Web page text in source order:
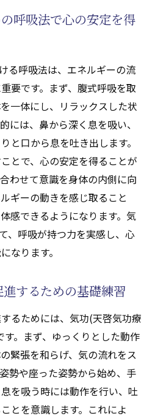
呼吸法で心の安定を得
る呼吸法は、エネルギーの流
要です。まず、腹式呼吸を取
一体にし、リラックスした状
には、鼻から深く息を吸い、
と口から息を吐き出します。
とで、心の安定を得ることが
わせて意識を身体の内側に向
ギーの動きを感じ取ること
感できるようになります。気
、呼吸が持つ力を実感し、心
なります。
するための基礎練習
るためには、気功(天啓気功療
。まず、ゆっくりとした動作
緊張を和らげ、気の流れをス
勢や座った姿勢から始め、手
を吸う時には動作を行い、吐
とを意識します。これによ